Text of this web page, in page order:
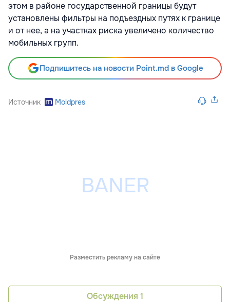
этом в районе государственной границы будут
установлены фильтры на подъездных путях к границе
и от нее, а на участках риска увеличено количество
мобильных групп.
Подпишитесь на новости Point.md в Google
Источник Moldpres
Разместить рекламу на сайте
Обсуждения 1